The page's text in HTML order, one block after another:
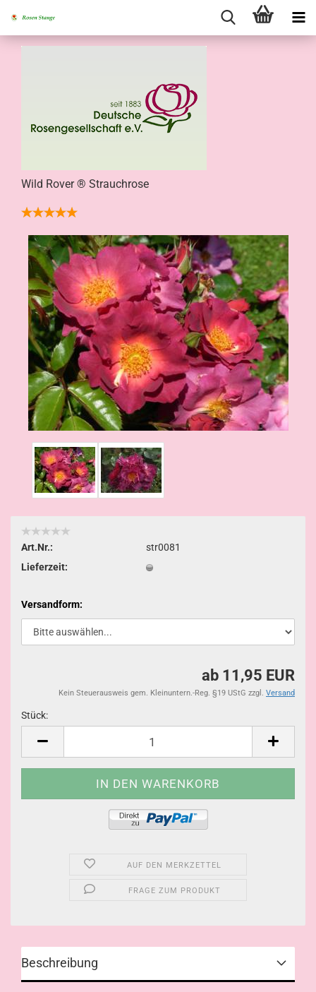
Wild Rover ® Strauchrose
Art.Nr.:
str0081
Lieferzeit:
Versandform:
ab 11,95 EUR
Kein Steuerausweis gem. Kleinuntern.-Reg. §19 UStG zzgl. Versand
Stück:
AUF DEN MERKZETTEL
FRAGE ZUM PRODUKT
Beschreibung